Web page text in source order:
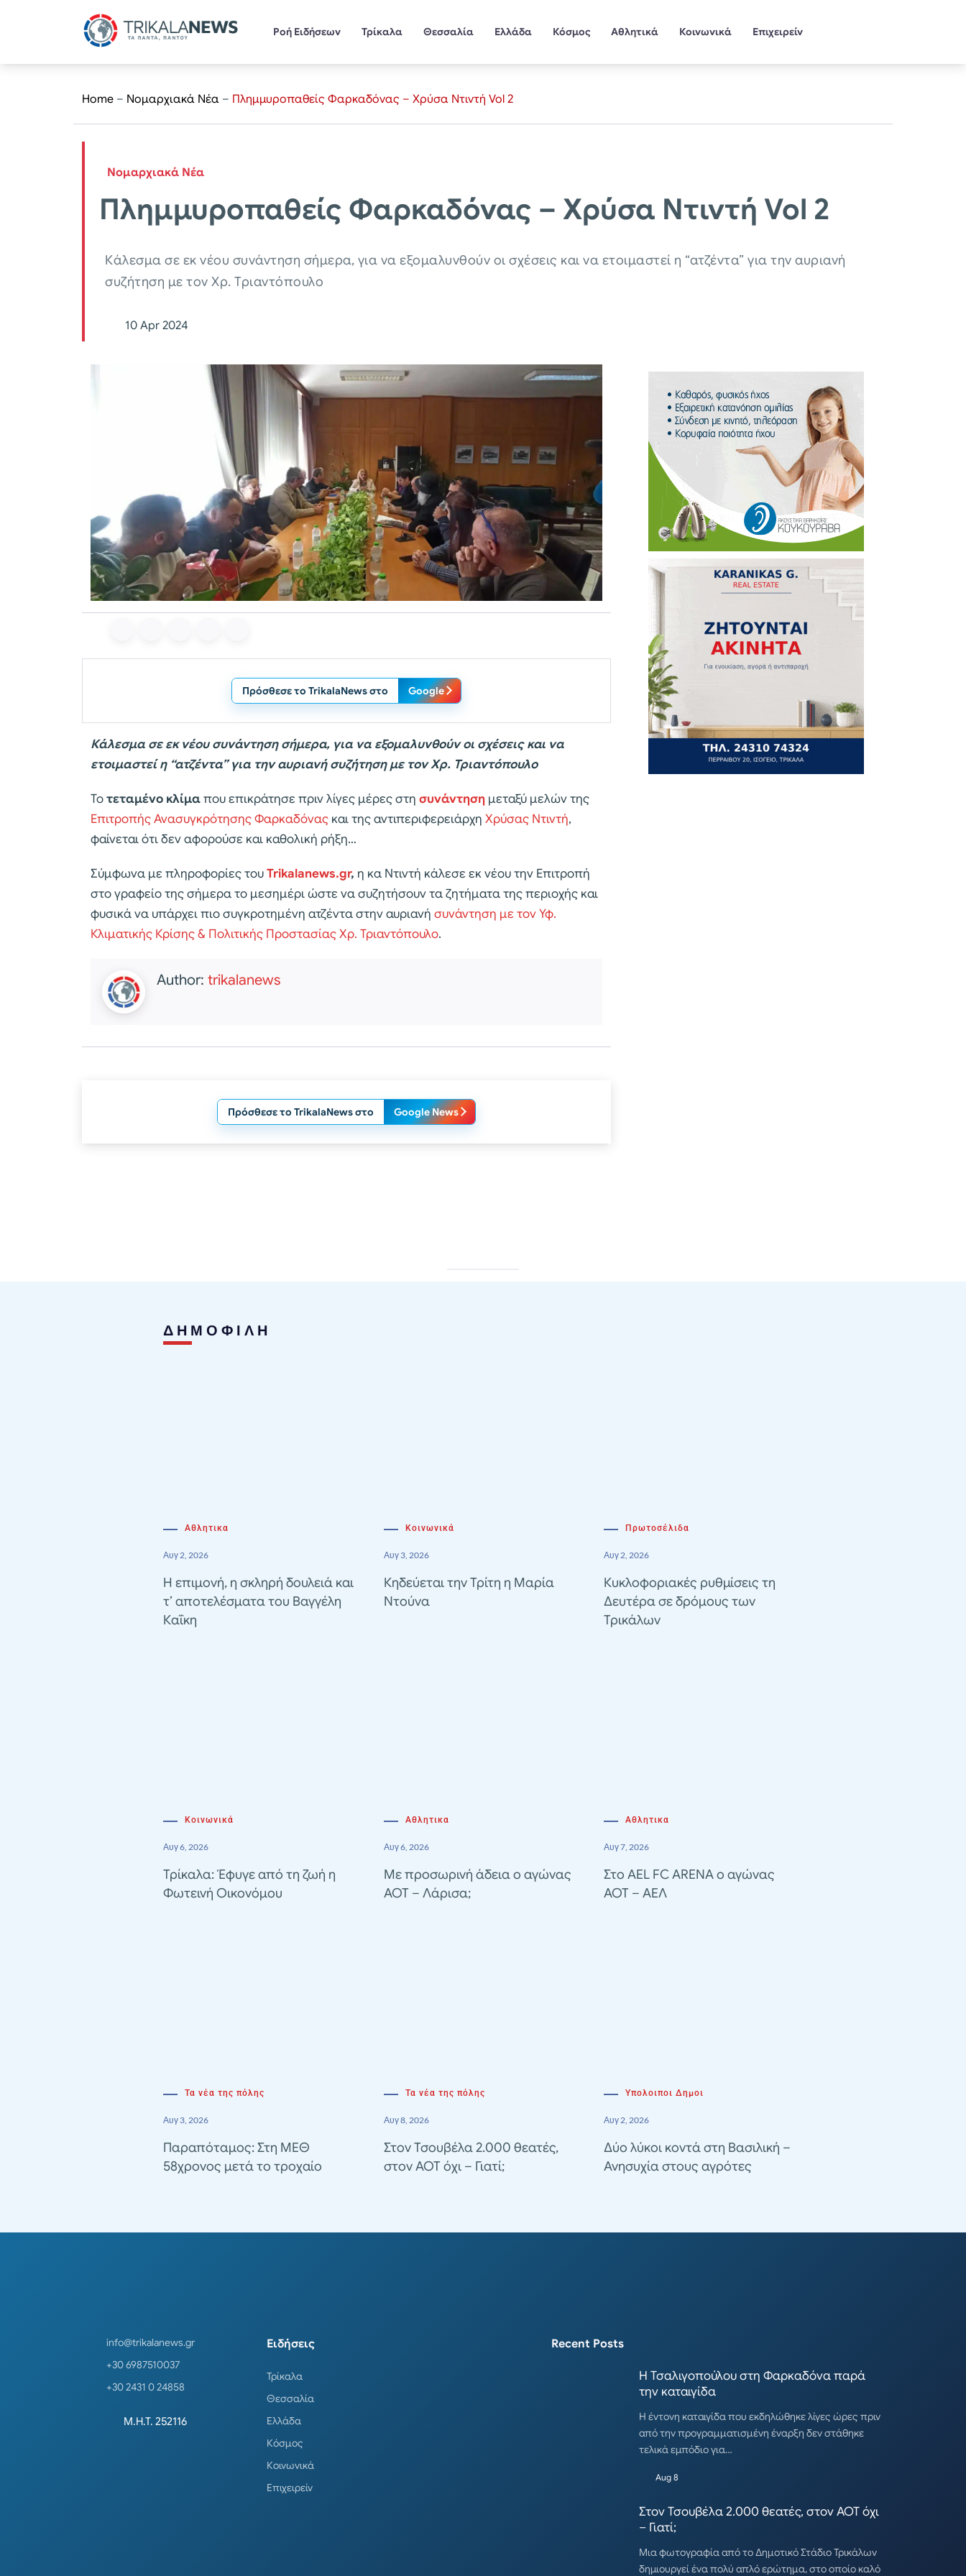
Ροή Ειδήσεων Τρίκαλα Θεσσαλία Ελλάδα Κόσμος Αθλητικά Κοινωνικά Επιχειρείν
Home – Νομαρχιακά Νέα – Πλημμυροπαθείς Φαρκαδόνας – Χρύσα Ντιντή Vol 2
Νομαρχιακά Νέα
Πλημμυροπαθείς Φαρκαδόνας – Χρύσα Ντιντή Vol 2
Κάλεσμα σε εκ νέου συνάντηση σήμερα, για να εξομαλυνθούν οι σχέσεις και να ετοιμαστεί η “ατζέντα” για την αυριανή
συζήτηση με τον Χρ. Τριαντόπουλο
10 Apr 2024
Πρόσθεσε το TrikalaNews στο Google
Κάλεσμα σε εκ νέου συνάντηση σήμερα, για να εξομαλυνθούν οι σχέσεις και να
ετοιμαστεί η “ατζέντα” για την αυριανή συζήτηση με τον Χρ. Τριαντόπουλο
Τοτεταμένο κλίμαπου επικράτησε πριν λίγες μέρες στη συνάντηση μεταξύ μελών της
Επιτροπής Ανασυγκρότησης Φαρκαδόνας και της αντιπεριφερειάρχη Χρύσας Ντιντή,
φαίνεται ότι δεν αφορούσε και καθολική ρήξη…
Σύμφωνα με πληροφορίες τουTrikalanews.gr, η κα Ντιντή κάλεσε εκ νέου την Επιτροπή
στο γραφείο της σήμερα το μεσημέρι ώστε να συζητήσουν τα ζητήματα της περιοχής και
φυσικά να υπάρχει πιο συγκροτημένη ατζέντα στην αυριανή συνάντηση με τον Υφ.
Κλιματικής Κρίσης & Πολιτικής Προστασίας Χρ. Τριαντόπουλο.
Author: trikalanews
Πρόσθεσε το TrikalaNews στο Google News
ΔΗΜΟΦΙΛΗ
Αθλητικα
Αυγ 2, 2026
Η επιμονή, η σκληρή δουλειά και
τ’ αποτελέσματα του Βαγγέλη
Καΐκη
Κοινωνικά
Αυγ 3, 2026
Κηδεύεται την Τρίτη η Μαρία
Ντούνα
Πρωτοσέλιδα
Αυγ 2, 2026
Κυκλοφοριακές ρυθμίσεις τη
Δευτέρα σε δρόμους των
Τρικάλων
Κοινωνικά
Αυγ 6, 2026
Τρίκαλα: Έφυγε από τη ζωή η
Φωτεινή Οικονόμου
Αθλητικα
Αυγ 6, 2026
Με προσωρινή άδεια ο αγώνας
ΑΟΤ – Λάρισα;
Αθλητικα
Αυγ 7, 2026
Στο AEL FC ARENA ο αγώνας
ΑΟΤ – ΑΕΛ
Τα νέα της πόλης
Αυγ 3, 2026
Παραπόταμος: Στη ΜΕΘ
58χρονος μετά το τροχαίο
Τα νέα της πόλης
Αυγ 8, 2026
Στον Τσουβέλα 2.000 θεατές,
στον ΑΟΤ όχι – Γιατί;
Υπολοιποι Δημοι
Αυγ 2, 2026
Δύο λύκοι κοντά στη Βασιλική –
Ανησυχία στους αγρότες
info@trikalanews.gr
+30 6987510037
+30 2431 0 24858
Μ.Η.Τ. 252116
Ειδήσεις
Τρίκαλα
Θεσσαλία
Ελλάδα
Κόσμος
Κοινωνικά
Επιχειρείν
Recent Posts
Η Τσαλιγοπούλου στη Φαρκαδόνα παρά
την καταιγίδα
Η έντονη καταιγίδα που εκδηλώθηκε λίγες ώρες πριν
από την προγραμματισμένη έναρξη δεν στάθηκε
τελικά εμπόδιο για…
Aug 8
Στον Τσουβέλα 2.000 θεατές, στον ΑΟΤ όχι
– Γιατί;
Μια φωτογραφία από το Δημοτικό Στάδιο Τρικάλων
δημιουργεί ένα πολύ απλό ερώτημα, στο οποίο καλό